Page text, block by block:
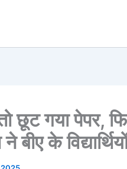
छूट गया पेपर,
बीए के